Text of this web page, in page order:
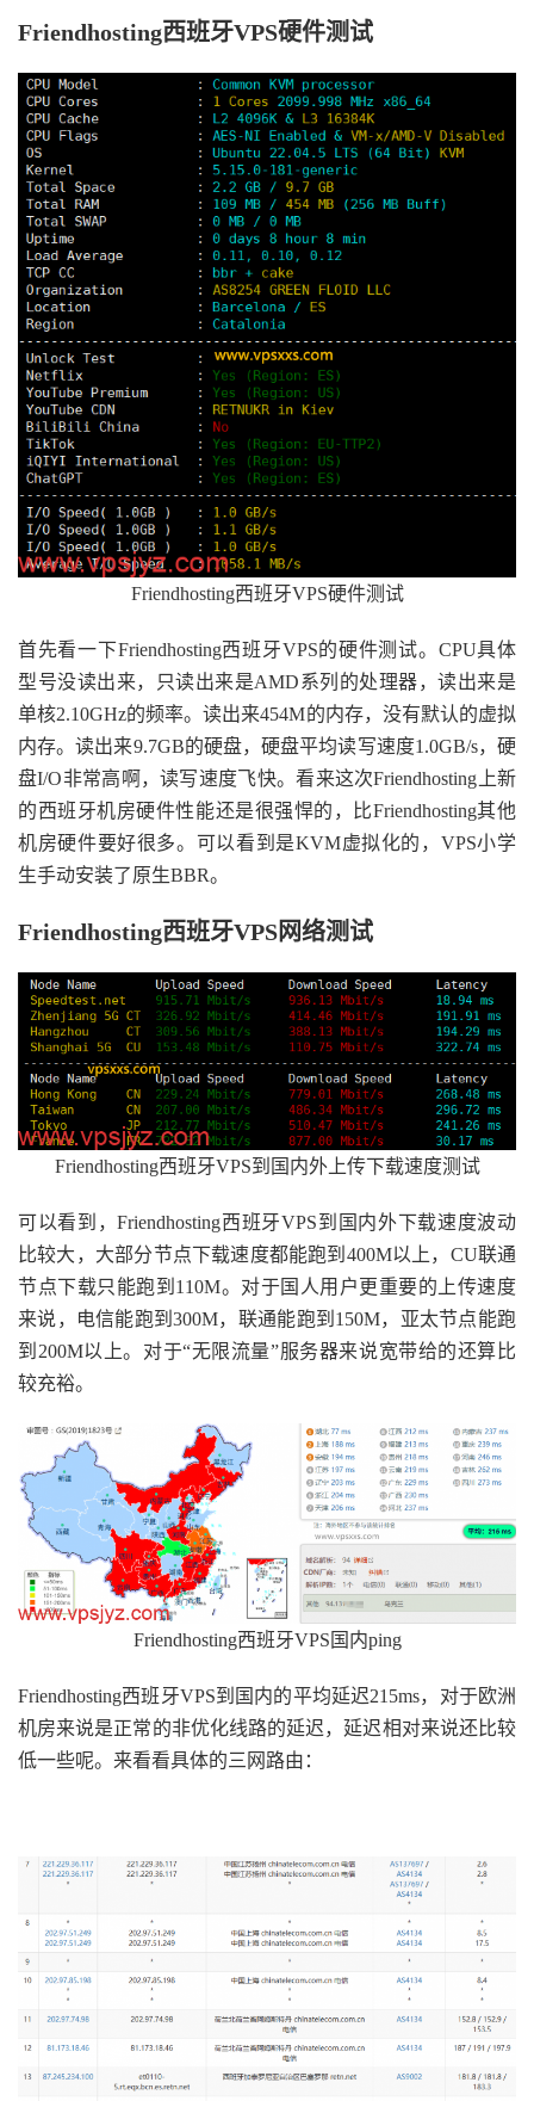
Friendhosting西班牙VPS硬件测试
Friendhosting西班牙VPS硬件测试
首先看一下Friendhosting西班牙VPS的硬件测试。CPU具体
型号没读出来，只读出来是AMD系列的处理器，读出来是
单核2.10GHz的频率。读出来454M的内存，没有默认的虚拟
内存。读出来9.7GB的硬盘，硬盘平均读写速度1.0GB/s，硬
盘I/O非常高啊，读写速度飞快。看来这次Friendhosting上新
的西班牙机房硬件性能还是很强悍的，比Friendhosting其他
机房硬件要好很多。可以看到是KVM虚拟化的，VPS小学
生手动安装了原生BBR。
Friendhosting西班牙VPS网络测试
Friendhosting西班牙VPS到国内外上传下载速度测试
可以看到，Friendhosting西班牙VPS到国内外下载速度波动
比较大，大部分节点下载速度都能跑到400M以上，CU联通
节点下载只能跑到110M。对于国人用户更重要的上传速度
来说，电信能跑到300M，联通能跑到150M，亚太节点能跑
到200M以上。对于“无限流量”服务器来说宽带给的还算比
较充裕。
Friendhosting西班牙VPS国内ping
Friendhosting西班牙VPS到国内的平均延迟215ms，对于欧洲
机房来说是正常的非优化线路的延迟，延迟相对来说还比较
低一些呢。来看看具体的三网路由：